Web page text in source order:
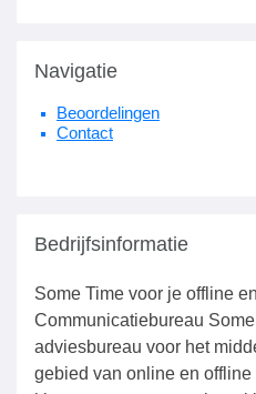
Navigatie
Beoordelingen
Contact
Bedrijfsinformatie
Some Time voor je offline
Communicatiebureau
adviesbureau voor het
gebied van online en